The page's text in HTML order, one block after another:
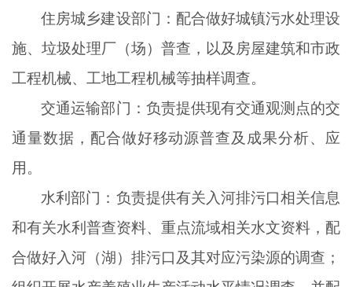
住房城乡建设部门：配合做好城镇污水处理设
施、垃圾处理厂（场）普查，以及房屋建筑和市政
工程机械、工地工程机械等抽样调查。
交通运输部门：负责提供现有交通观测点的交
通量数据，配合做好移动源普查及成果分析、应
用。
水利部门：负责提供有关入河排污口相关信息
和有关水利普查资料、重点流域相关水文资料，配
合做好入河（湖）排污口及其对应污染源的调查；